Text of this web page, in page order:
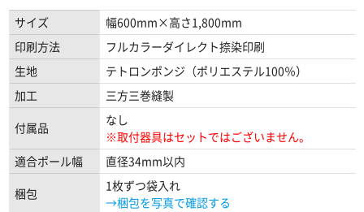
サイズ
幅600mm×高さ1,800mm
印刷方法
フルカラーダイレクト捺染印刷
生地
テトロンポンジ（ポリエステル100％）
加工
三方三巻縫製
付属品
なし
※取付器具はセットではございません。
適合ポール幅
直径34mm以内
梱包
1枚ずつ袋入れ
→梱包を写真で確認する